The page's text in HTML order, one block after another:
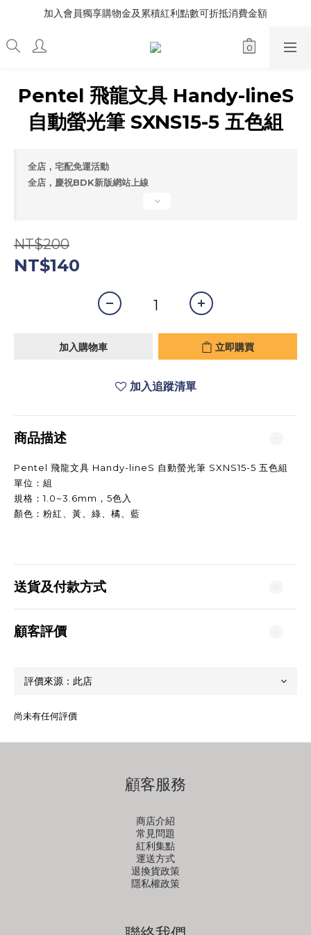
加入會員獨享購物金及累積紅利點數可折抵消費金額
Pentel 飛龍文具 Handy-lineS
自動螢光筆 SXNS15-5 五色組
全店，宅配免運活動
全店，慶祝BDK新版網站上線
NT$200
NT$140
加入購物車 立即購買
加入追蹤清單
商品描述
Pentel 飛龍文具 Handy-lineS 自動螢光筆 SXNS15-5 五色組
單位：組
規格：1.0~3.6mm，5色入
顏色：粉紅、黃、綠、橘、藍
送貨及付款方式
顧客評價
尚未有任何評價
顧客服務
商店介紹
常見問題
紅利集點
運送方式
退換貨政策
隱私權政策